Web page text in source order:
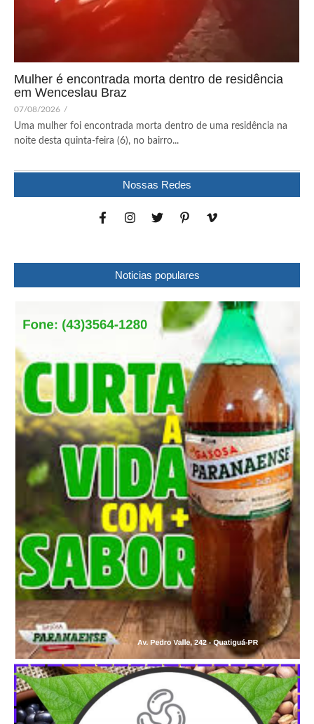
Mulher é encontrada morta dentro de residência
em Wenceslau Braz
07/08/2026 /
Uma mulher foi encontrada morta dentro de uma residência na
noite desta quinta-feira (6), no bairro...
Nossas Redes
Noticias populares